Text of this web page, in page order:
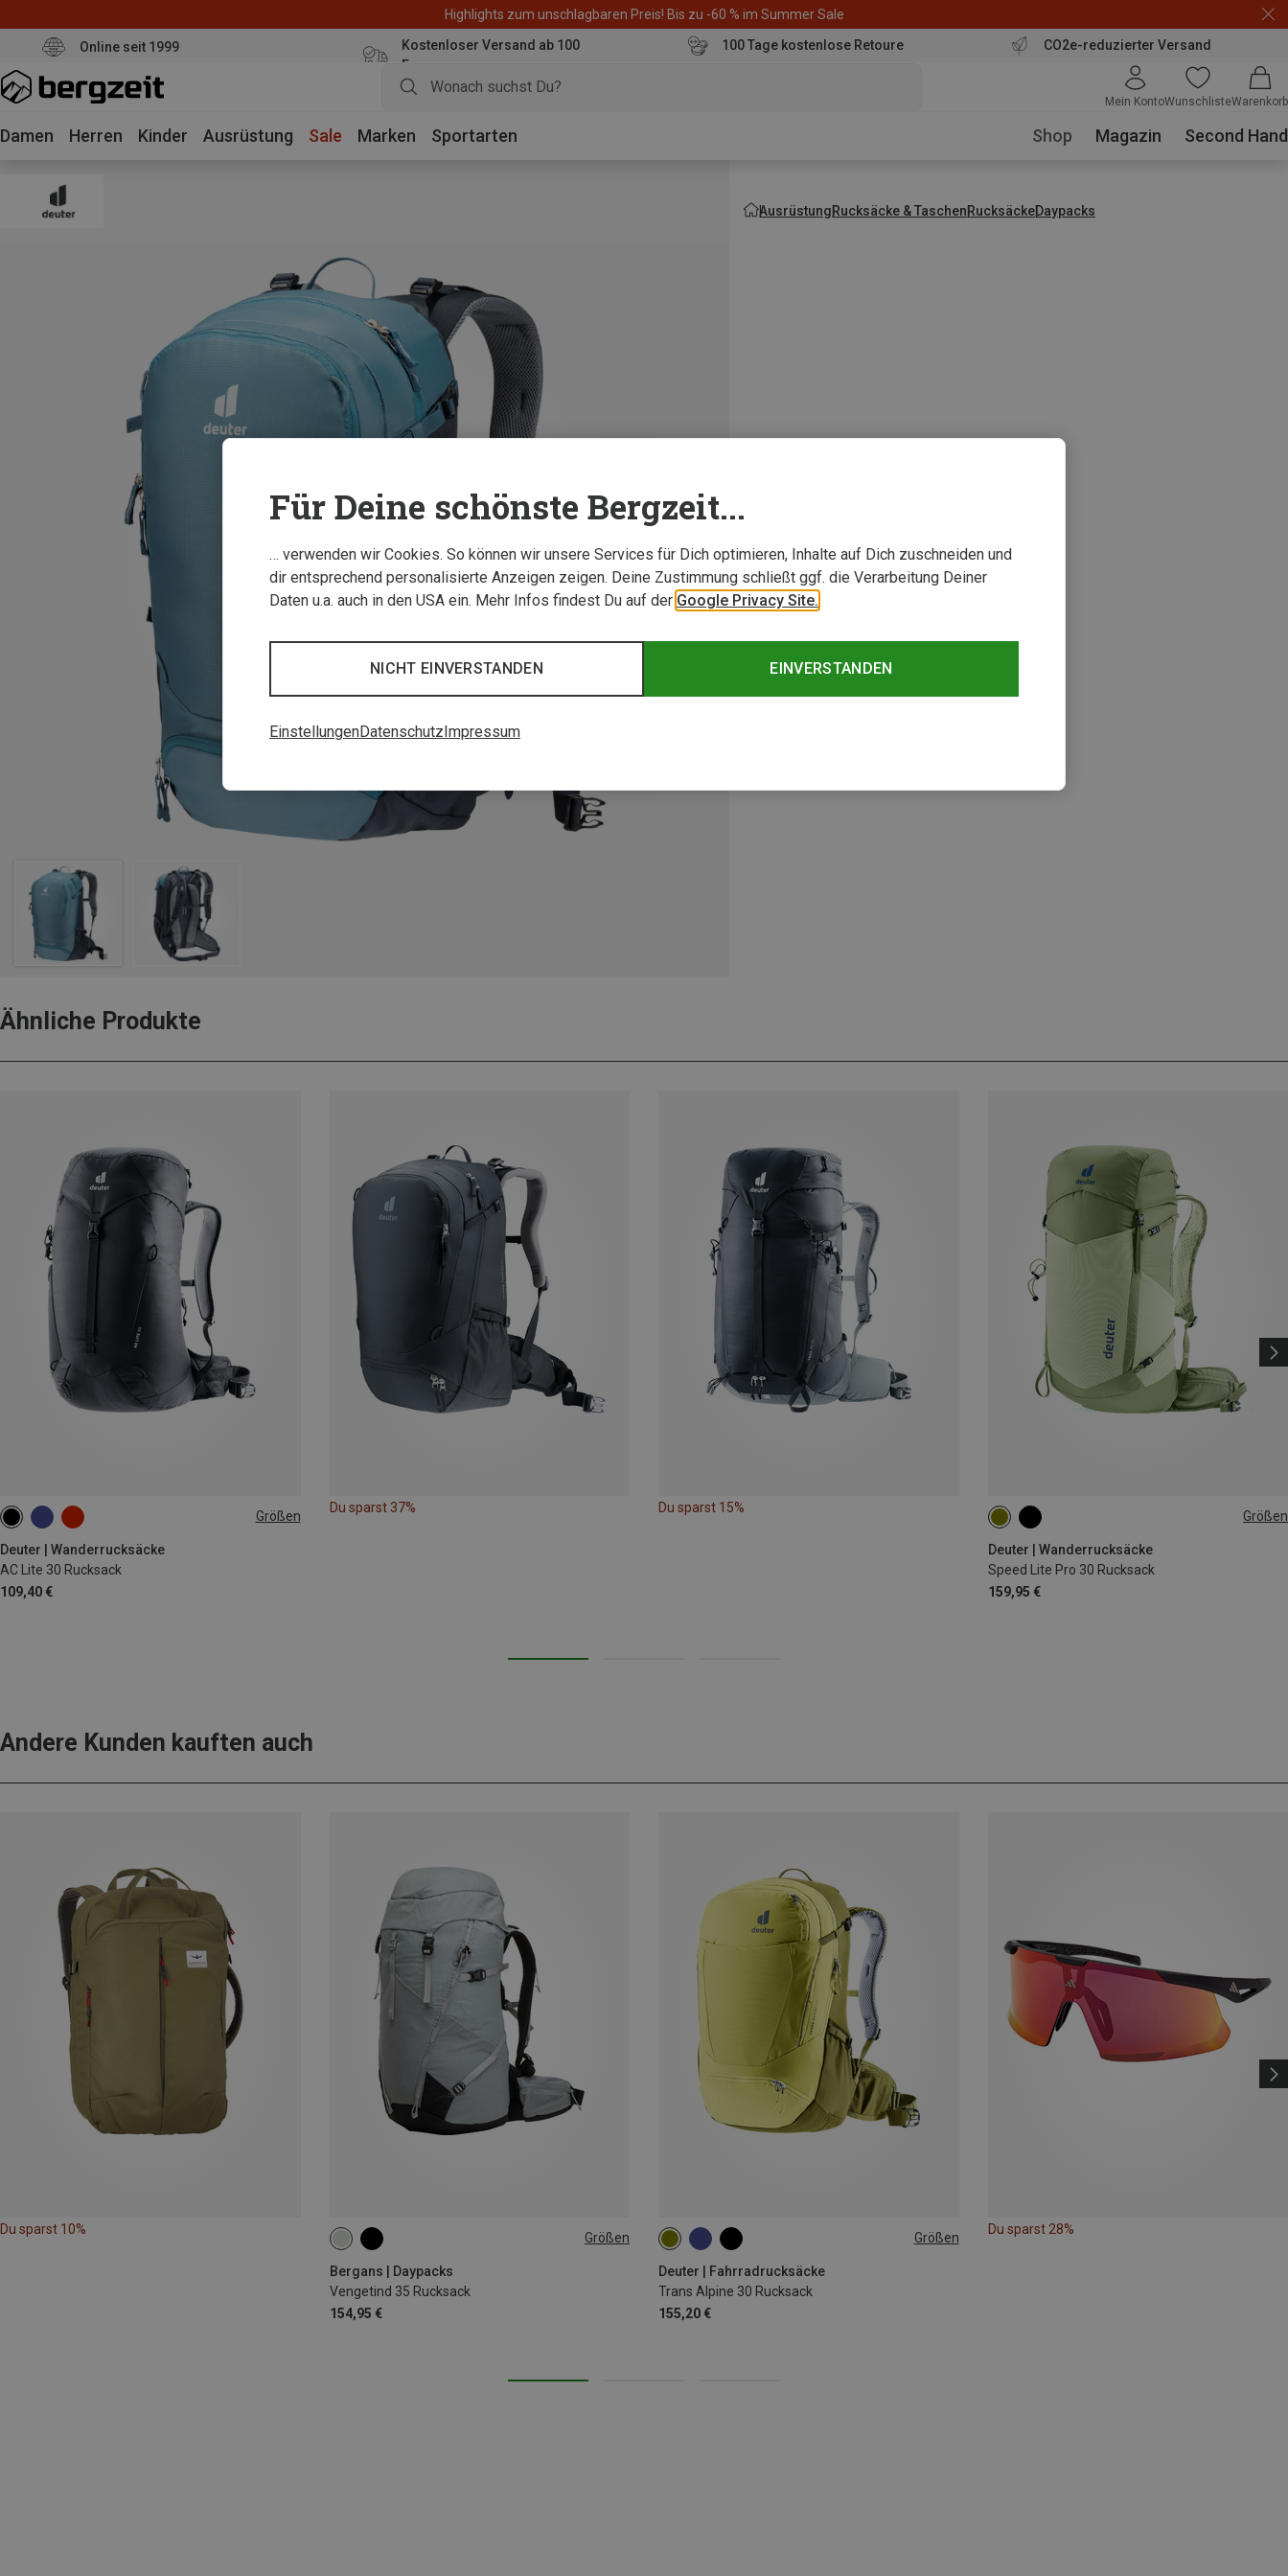
Highlights zum unschlagbaren Preis! Bis zu -60 % im Summer Sale
Online seit 1999
Kostenloser Versand ab 100
Euro
100 Tage kostenlose Retoure CO2e-reduzierter Versand
Mein KontoWunschlisteWarenkorb
Damen Herren Kinder Ausrüstung Sale Marken Sportarten Shop Magazin Second Hand
AusrüstungRucksäcke & TaschenRucksäckeDaypacks
Ähnliche Produkte
Größen
Deuter | Wanderrucksäcke
AC Lite 30 Rucksack
109,40 €
30L
Du sparst 37% Du sparst 15%
Größen
Deuter | Wanderrucksäcke
Speed Lite Pro 30 Rucksack
159,95 €
30L
Andere Kunden kauften auch
Du sparst 10%
Größen
Bergans | Daypacks
Vengetind 35 Rucksack
154,95 €
35L | S-M Größen
Deuter | Fahrradrucksäcke
Trans Alpine 30 Rucksack
155,20 €
30L
Du sparst 28%
Für Deine schönste Bergzeit...
… verwenden wir Cookies. So können wir unsere Services für Dich optimieren, Inhalte auf Dich zuschneiden und
dir entsprechend personalisierte Anzeigen zeigen. Deine Zustimmung schließt ggf. die Verarbeitung Deiner
Daten u.a. auch in den USA ein. Mehr Infos findest Du auf der Google Privacy Site.
EINVERSTANDEN
NICHT EINVERSTANDEN
EinstellungenDatenschutz Impressum